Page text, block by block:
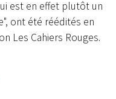
est en effet plutôt un
ont été réédités en
Les Cahiers Rouges.